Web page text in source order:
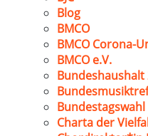
Blog
BMCO
BMCO Corona-
BMCO e.V.
Bundestagswahl
Charta der